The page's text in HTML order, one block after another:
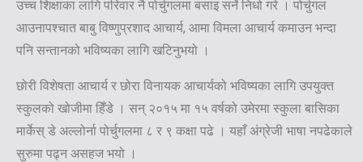
उच्च शिक्षाका लागि परिवार नै पोर्चुगलमा बसाइ सर्ने निधो गरे । पोर्चुगल
आउनापश्चात बाबु विष्णुप्रशाद आचार्य, आमा विमला आचार्य कमाउन भन्दा
पनि सन्तानको भविष्यका लागि खटिनुभयो ।
छोरी विशेषता आचार्य र छोरा विनायक आचार्यको भविष्यका लागि उपयुक्त
स्कुलको खोजीमा हिँडे । सन् २०१५ मा १५ वर्षको उमेरमा स्कुला बासिका
मार्केस् डे अल्लोर्ना पोर्चुगलमा ८ र ९ कक्षा पढे । यहाँ अंग्रेजी भाषा नपढेकाले
सुरुमा पढ्न असहज भयो ।